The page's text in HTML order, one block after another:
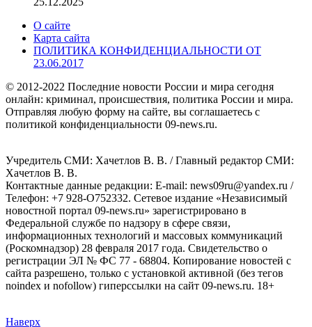
О сайте
Карта сайта
ПОЛИТИКА КОНФИДЕНЦИАЛЬНОСТИ ОТ
23.06.2017
© 2012-2022 Последние новости России и мира сегодня
онлайн: криминал, происшествия, политика России и мира.
Отправляя любую форму на сайте, вы соглашаетесь с
политикой конфиденциальности 09-news.ru.
Учредитель СМИ: Хaчeтлoв B. B. / Главный редактор СМИ:
Хaчeтлoв B. B.
Контактные данные редакции: E-mail: news09ru@yandex.ru /
Телефон: +7 928-O752332. Сетевое издание «Независимый
новостной портал 09-news.ru» зарегистрировано в
Федеральной службе по надзору в сфере связи,
информационных технологий и массовых коммуникаций
(Роскомнадзор) 28 февраля 2017 года. Свидетельство о
регистрации ЭЛ № ФС 77 - 68804. Копирование новостей с
сайта разрешено, только с установкой активной (без тегов
noindex и nofollow) гиперссылки на сайт 09-news.ru. 18+
Наверх